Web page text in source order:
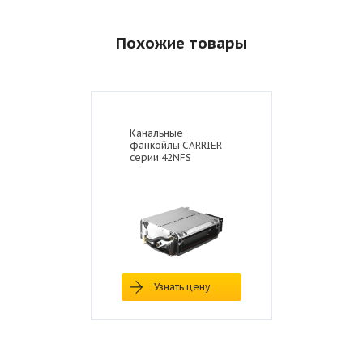
Похожие товары
Канальные
фанкойлы CARRIER
серии 42NFS
Узнать цену